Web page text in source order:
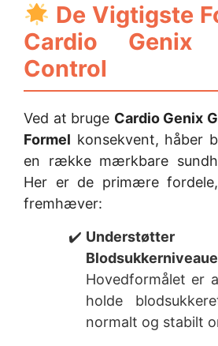
De Vigtigste
Cardio Genix
Control
Ved at bruge Cardio Genix
Formel konsekvent, håber
en række mærkbare
Her er de primære
fremhæver:
Hovedformålet er
holde
normalt og stabilt